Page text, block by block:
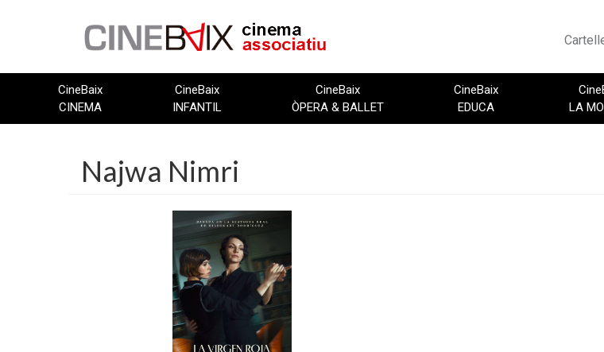
CineBaix
CINEMA
CineBaix
INFANTIL
CineBaix
ÒPERA & BALLET
CineBaix
EDUCA
LA
Najwa Nimri